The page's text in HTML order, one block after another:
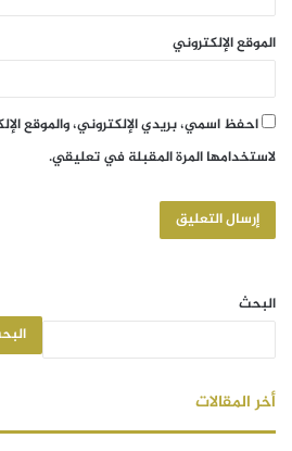
الموقع الإلكتروني
احفظ اسمي، بريدي الإلكتروني، والموقع
لاستخدامها المرة المقبلة في تعليقي.
البحث
أخر المقالات